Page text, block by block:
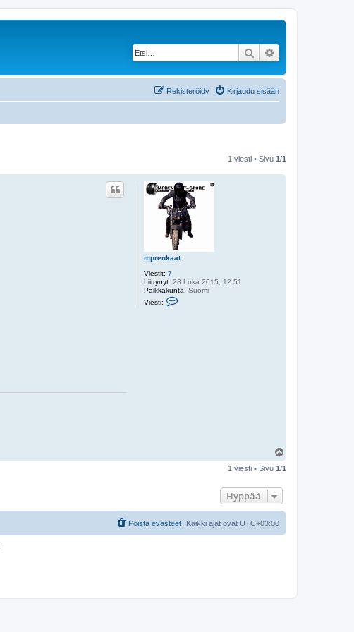
Etsi
Kirjaudu sisään
Rekisteröidy
1 viesti • Sivu 1/1
mprenkaat
Viestit: 7
Liittynyt: 28 Loka 2015, 12:51
Paikkakunta: Suomi
Viesti:
ö
1 viesti • Sivu 1/1
Hyppää
Kaikki ajat ovat UTC+03:00
Poista evästeet